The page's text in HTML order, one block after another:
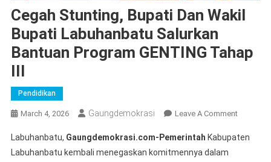
Cegah Stunting, Bupati Dan Wakil
Bupati Labuhanbatu Salurkan
Bantuan Program GENTING Tahap
III
Pendidikan
March 4, 2026 Gaungdemokrasi Leave A CommentOn
Stunting,
Labuhanbatu, Gaungdemokrasi.com-Pemerintah Kabupaten
Labuhanbatu kembali menegaskan komitmennya dalam